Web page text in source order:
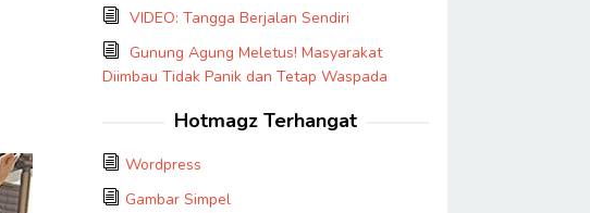
VIDEO: Tangga Berjalan Sendiri
Gunung Agung Meletus! Masyarakat
Diimbau Tidak Panik dan Tetap Waspada
Hotmagz Terhangat
Wordpress
Gambar Simpel